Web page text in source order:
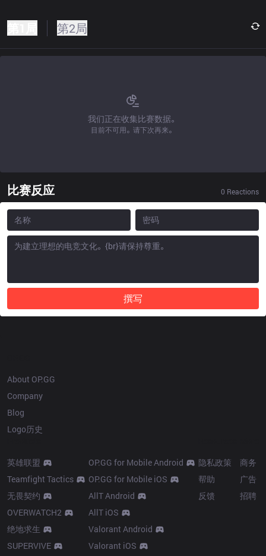
第2局
我们正在收集比赛数据。
目前不可用。请下次再来。
比赛反应 0 Reactions
撰写
About OP.GG
Company
Blog
Logo历史
英雄联盟
Teamfight Tactics
无畏契约
OVERWATCH2
绝地求生
SUPERVIVE
OP.GG for Mobile Android
OP.GG for Mobile iOS
AllT Android
AllT iOS
Valorant Android
Valorant iOS
隐私政策
帮助
反馈
商务
广告
招聘